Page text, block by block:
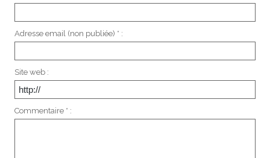
Adresse email (non publiée) * :
Site web :
Commentaire * :